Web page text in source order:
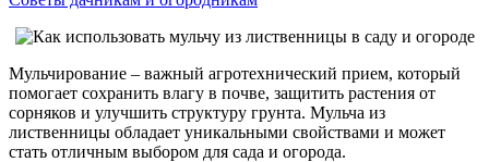
Мульчирование – важный агротехнический прием, который
помогает сохранить влагу в почве, защитить растения от
сорняков и улучшить структуру грунта. Мульча из
лиственницы обладает уникальными свойствами и может
стать отличным выбором для сада и огорода.